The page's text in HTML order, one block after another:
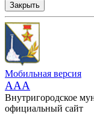
Закрыть
Мобильная версия
AAA
Внутригородское
официальный сайт